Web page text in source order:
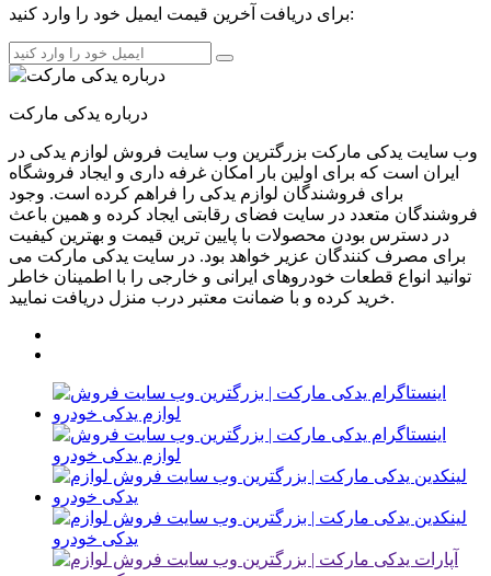
برای دریافت آخرین قیمت ایمیل خود را وارد کنید:
درباره یدکی مارکت
وب سایت یدکی مارکت بزرگترین وب سایت فروش لوازم یدکی در
ایران است که برای اولین بار امکان غرفه داری و ایجاد فروشگاه
برای فروشندگان لوازم یدکی را فراهم کرده است. وجود
فروشندگان متعدد در سایت فضای رقابتی ایجاد کرده و همین باعث
در دسترس بودن محصولات با پایین ترین قیمت و بهترین کیفیت
برای مصرف کنندگان عزیر خواهد بود. در سایت یدکی مارکت می
توانید انواع قطعات خودروهای ایرانی و خارجی را با اطمینان خاطر
خرید کرده و با ضمانت معتبر درب منزل دریافت نمایید.